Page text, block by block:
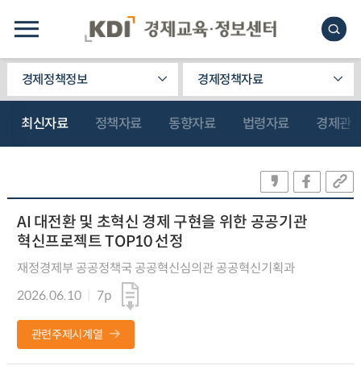
경제정책정보 경제정책자료
최신자료 정책자료 동향자료 법령자료 경제관
AI 대전환 및 초혁신 경제 구현을 위한 공공기관
혁신프로젝트 TOP10 선정
재정경제부 공공정책국 공공혁신심의관 공공혁신기획과
2026.06.10
7p
관련주제시계열